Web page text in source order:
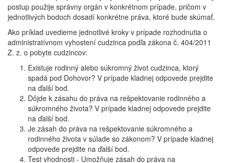
postup použije správny orgán v konkrétnom prípade, pričom v
jednotlivých bodoch dosadí konkrétne práva, ktoré bude skúmať.
Ako príklad uvedieme jednotlivé kroky v prípade rozhodnutia o
administratívnom vyhostení cudzinca podľa zákona č. 404/2011
Z. z. o pobyte cudzincov:
Existuje rodinný alebo súkromný život cudzinca, ktorý
spadá pod Dohovor? V prípade kladnej odpovede prejdite
na ďalší bod.
Dôjde k zásahu do práva na rešpektovanie rodinného a
súkromného života? V prípade kladnej odpovede prejdite
na ďalší bod.
Je zásah do práva na rešpektovanie súkromného a
rodinného života v súlade so zákonom? V prípade kladnej
odpovede prejdite na ďalší bod.
Test vhodnosti - Umožňuje zásah do práva na